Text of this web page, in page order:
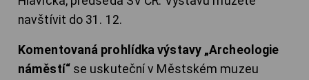
navštívit do 31. 12.
Komentovaná prohlídka výstavy „Archeologie
náměstí“se uskuteční v Městském muzeu